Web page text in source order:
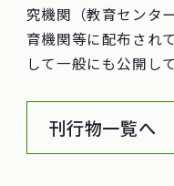
究機関（教育センタ
育機関等に配布され
して一般にも公開し
刊行物一覧へ